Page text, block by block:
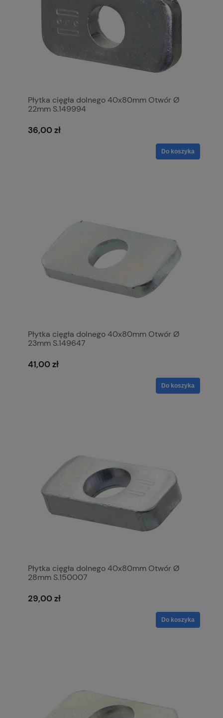
Płytka cięgła dolnego 40x80mm Otwór Ø
22mm S.149994
36,00 zł
Do koszyka
Płytka cięgła dolnego 40x80mm Otwór Ø
23mm S.149647
41,00 zł
Do koszyka
Płytka cięgła dolnego 40x80mm Otwór Ø
28mm S.150007
29,00 zł
Do koszyka